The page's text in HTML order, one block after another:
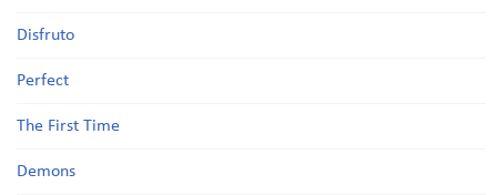
Disfruto
Perfect
The First Time
Demons